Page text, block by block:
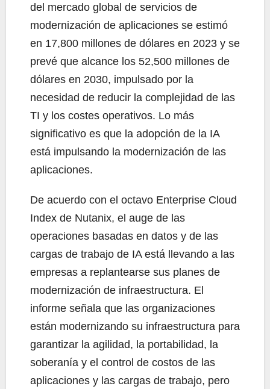
del mercado global de servicios de
modernización de aplicaciones se estimó
en 17,800 millones de dólares en 2023 y se
prevé que alcance los 52,500 millones de
dólares en 2030, impulsado por la
necesidad de reducir la complejidad de las
TI y los costes operativos. Lo más
significativo es que la adopción de la IA
está impulsando la modernización de las
aplicaciones.
De acuerdo con el octavo Enterprise Cloud
Index de Nutanix, el auge de las
operaciones basadas en datos y de las
cargas de trabajo de IA está llevando a las
empresas a replantearse sus planes de
modernización de infraestructura. El
informe señala que las organizaciones
están modernizando su infraestructura para
garantizar la agilidad, la portabilidad, la
soberanía y el control de costos de las
aplicaciones y las cargas de trabajo, pero